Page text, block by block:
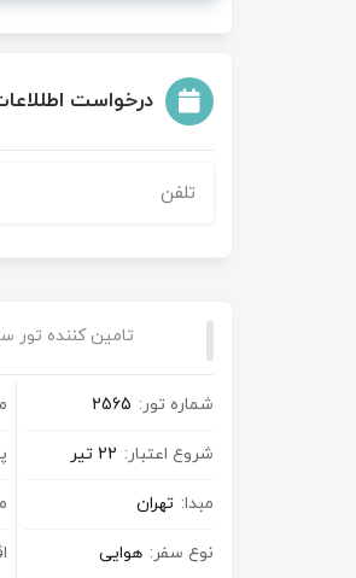
درخواست
تامین کننده تور
شماره تور: 2565
شروع اعتبار: 22 تیر
مبدا: تهران
نوع سفر: هوایی